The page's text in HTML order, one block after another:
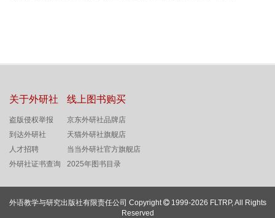
关于外研社
盗版侵权举报
到达外研社
人才招聘
外研社证书查询
线上图书购买
京东外研社品牌店
天猫外研社旗舰店
当当外研社官方旗舰店
2025年图书目录
外语教学与研究出版社有限责任公司 Copyright
1999-2026 FLTRP, All Rights
Reserved